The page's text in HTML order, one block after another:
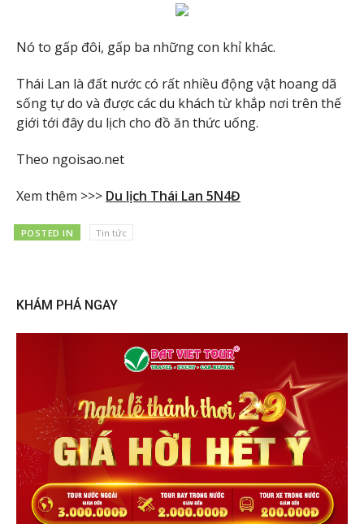
Nó to gấp đôi, gấp ba những con khỉ khác.
Thái Lan là đất nước có rất nhiều động vật hoang dã
sống tự do và được các du khách từ khắp nơi trên thế
giới tới đây du lịch cho đồ ăn thức uống.
Theo ngoisao.net
Xem thêm >>> Du lịch Thái Lan 5N4Đ
POSTED IN Tin tức
KHÁM PHÁ NGAY